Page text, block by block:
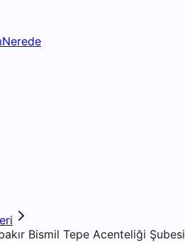
Bismil Tepe Acenteliği Şubesi